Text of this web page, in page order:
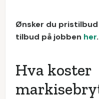
Ønsker du pristilbud
tilbud på jobben her.
Hva koster